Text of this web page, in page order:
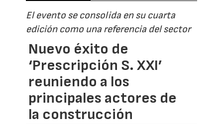
El evento se consolida en su cuarta
edición como una referencia del sector
Nuevo éxito de
‘Prescripción S. XXI’
reuniendo a los
principales actores de
la construcción